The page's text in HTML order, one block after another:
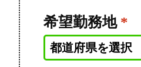
希望勤務地 *
都道府県を選択